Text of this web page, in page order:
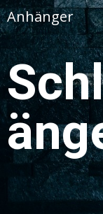
Anhänger